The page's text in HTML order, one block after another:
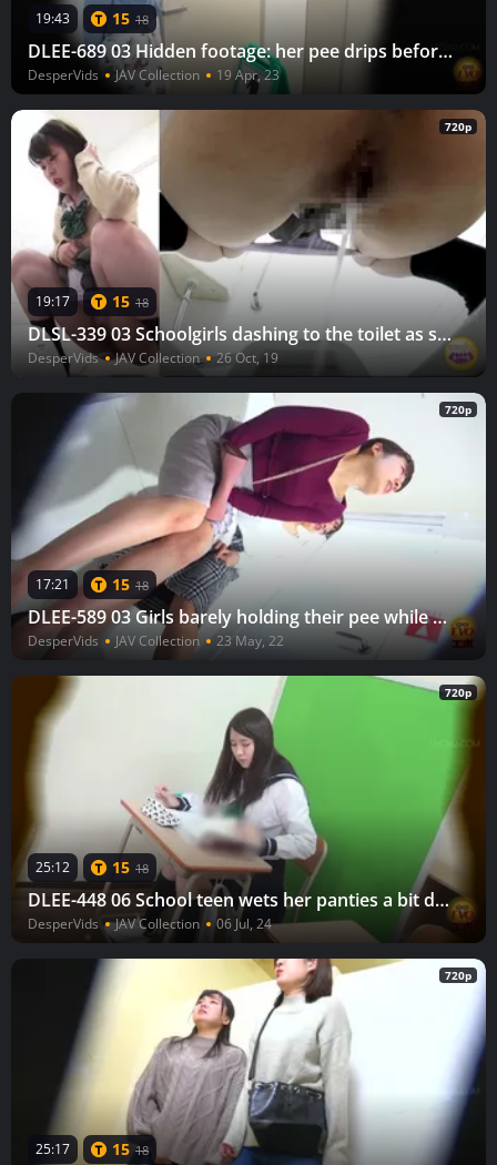
19:43 15 18
DLEE-689 03 Hidden footage: her pee drips before she sits down on the toilet. VOL. 2
DesperVids JAV Collection 19 Apr, 23
720p
19:17 15 18
DLSL-339 03 Schoolgirls dashing to the toilet as soon as the chime rings VOL 6
DesperVids JAV Collection 26 Oct, 19
720p
17:21 15 18
DLEE-589 03 Girls barely holding their pee while waiting by the toilet door. VOL. 4
DesperVids JAV Collection 23 May, 22
720p
25:12 15 18
DLEE-448 06 School teen wets her panties a bit during class and then rushes to the toilet
DesperVids JAV Collection 06 Jul, 24
720p
25:17 15 18